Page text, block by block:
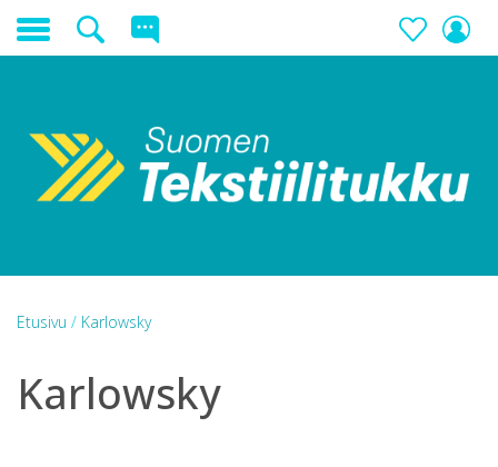
Etusivu / Karlowsky
Karlowsky